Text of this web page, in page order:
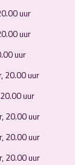
uur
uur
uur
20.00 uur
uur
20.00 uur
20.00 uur
20.00 uur